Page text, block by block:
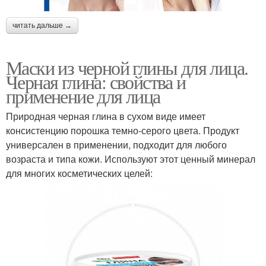
читать дальше →
Маски из черной глины для лица.
Черная глина: свойства и
применение для лица
Природная черная глина в сухом виде имеет
консистенцию порошка темно-серого цвета. Продукт
универсален в применении, подходит для любого
возраста и типа кожи. Используют этот ценный минерал
для многих косметических целей: